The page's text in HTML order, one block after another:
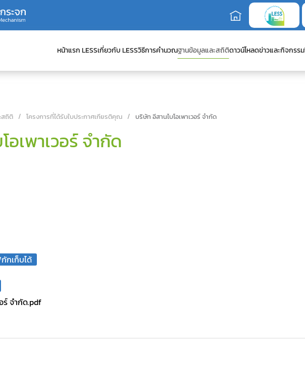
หน้าแรก LESSเกี่ยวกับ LESSวิธีการคำนวณฐานข้อมูลและสถิติดาวน์โหลดข่าวและกิจกรรม
สถิติ โครงการที่ได้รับใบประกาศเกียรติคุณ บริษัท อีสานไบโอเพาเวอร์ จำกัด
อเพาเวอร์ จำกัด
กเก็บได้
ร์ จำกัด.pdf